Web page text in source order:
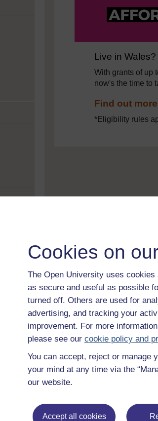
Cookies on
The Open University uses
as secure and useful as possible
turned off. Others are used for
advertising, and tracking your
improvement. For more
please see our cookie policy and
You can accept, reject or manage
your mind at any time via the
our website.
Accept all cookies
Live in
With grants of up
now's the time to
Find out more
*Eligibility rules